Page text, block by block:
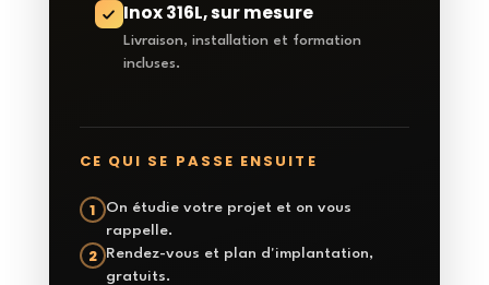
Inox 316L, sur mesure
Livraison, installation et formation
incluses.
CE QUI SE PASSE ENSUITE
1
On étudie votre projet et on vous
rappelle.
2 Rendez-vous et plan d'implantation,
gratuits.